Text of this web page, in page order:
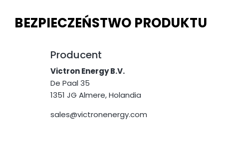
BEZPIECZEŃSTWO PRODUKTU
Producent
Victron Energy B.V.
De Paal 35
1351 JG Almere, Holandia
sales@victronenergy.com